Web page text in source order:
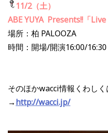
11/2（土）
ABE YUYA Presents!!「
場所：柏 PALOOZA
時間：開場/開演16:00/16:30
そのほかwacci情報くわし
→http://wacci.jp/